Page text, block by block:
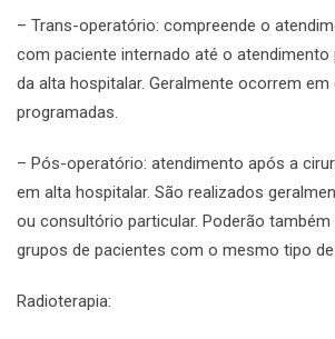
– Trans-operatório: compreende o
com paciente internado até o
da alta hospitalar. Geralmente ocorrem em
programadas.
– Pós-operatório: atendimento após a
em alta hospitalar. São realizados
ou consultório particular. Poderão
grupos de pacientes com o mesmo tipo de
Radioterapia: